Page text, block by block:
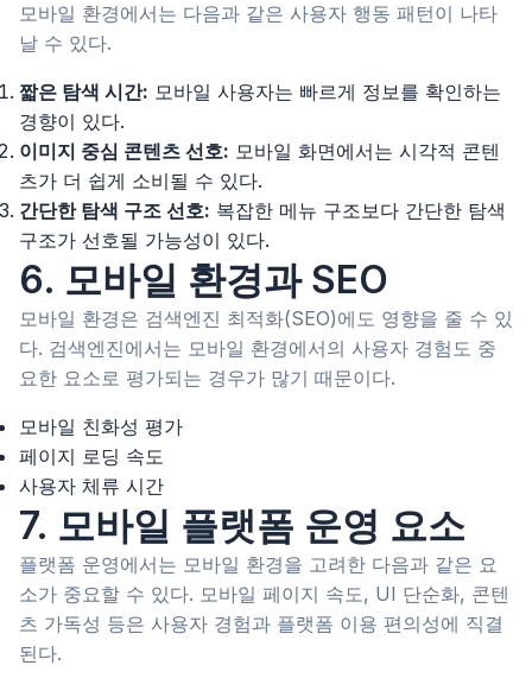
모바일 환경에서는 다음과 같은 사용자 행동 패턴이 나타
날 수 있다.
짧은 탐색 시간: 모바일 사용자는 빠르게 정보를 확인하는
경향이 있다.
이미지 중심 콘텐츠 선호: 모바일 화면에서는 시각적 콘텐
츠가 더 쉽게 소비될 수 있다.
간단한 탐색 구조 선호: 복잡한 메뉴 구조보다 간단한 탐색
구조가 선호될 가능성이 있다.
6. 모바일 환경과 SEO
모바일 환경은 검색엔진 최적화(SEO)에도 영향을 줄 수 있
다. 검색엔진에서는 모바일 환경에서의 사용자 경험도 중
요한 요소로 평가되는 경우가 많기 때문이다.
모바일 친화성 평가
페이지 로딩 속도
사용자 체류 시간
7. 모바일 플랫폼 운영 요소
플랫폼 운영에서는 모바일 환경을 고려한 다음과 같은 요
소가 중요할 수 있다. 모바일 페이지 속도, UI 단순화, 콘텐
츠 가독성 등은 사용자 경험과 플랫폼 이용 편의성에 직결
된다.